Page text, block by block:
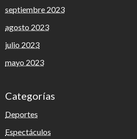
septiembre 2023
agosto 2023
julio 2023
mayo 2023
Categorías
Deportes
Espectáculos